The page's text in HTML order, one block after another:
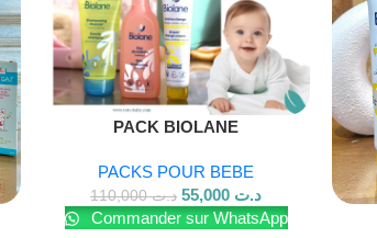
Lire La SuitePACK BIOLANE
PACKS POUR BEBE
د.ت110,000 د.ت
Commander sur WhatsApp
Lire